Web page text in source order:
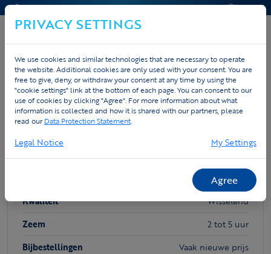
CONTACT & HELP OFFERTE
Home Custom Waarom Tex.Vision
Waarom kiezen voor Tex.Vision?
ANDERE MERKEN
Laag tot zeer hoog
Kwaliteit
Wisselend
Zeem
2 tot 5 uur
Bijbestellingen
Vaak nieuwe prijs
PRIVACY SETTINGS
We use cookies and similar technologies that are necessary to operate
the website. Additional cookies are only used with your consent. You are
free to give, deny, or withdraw your consent at any time by using the
"cookie settings" link at the bottom of each page. You can consent to our
use of cookies by clicking "Agree". For more information about what
information is collected and how it is shared with our partners, please
read ourData Protection Statement.
Legal Notice My Settings
Agree